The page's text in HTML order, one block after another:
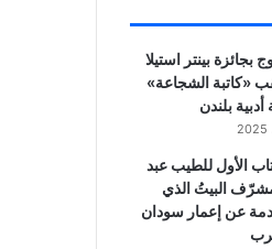
بجائزة بينتر استيلا
«كاتبة الشجاعة»
بلندن
الأول للطيب عبد
البيتُ الذي
عن إعمار سودان